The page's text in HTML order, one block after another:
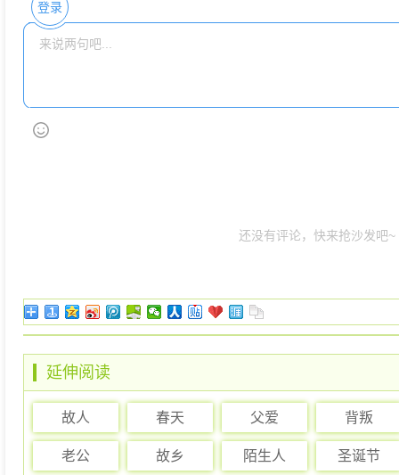
登录
还没有评论，快来抢沙发吧~
延伸阅读
故人 春天 父爱 背叛
老公 故乡 陌生人 圣诞节